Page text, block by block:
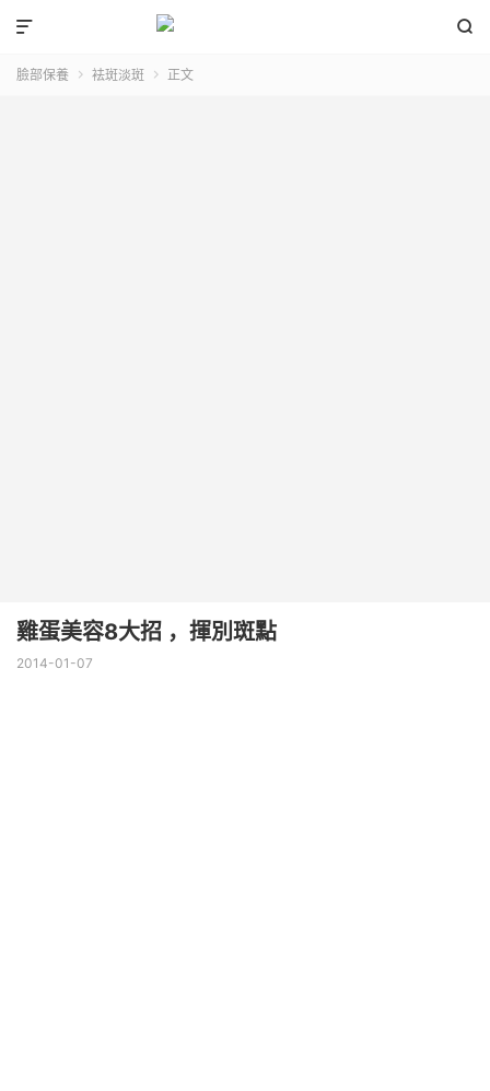


臉部保養  袪斑淡斑  正文
雞蛋美容8大招 ，揮別斑點
2014-01-07